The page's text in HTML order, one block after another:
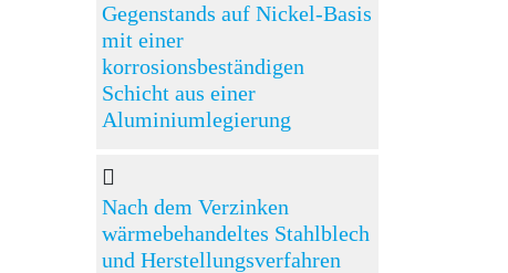
Gegenstands auf Nickel-Basis
mit einer
korrosionsbeständigen
Schicht aus einer
Aluminiumlegierung
Nach dem Verzinken
wärmebehandeltes Stahlblech
und Herstellungsverfahren